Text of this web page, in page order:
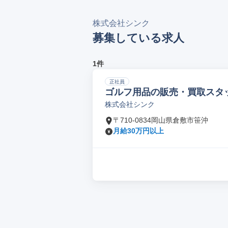
株式会社シンク
募集している求人
1件
正社員
ゴルフ用品の販売・買取スタ
株式会社シンク
〒710-0834岡山県倉敷市笹沖
月給30万円以上